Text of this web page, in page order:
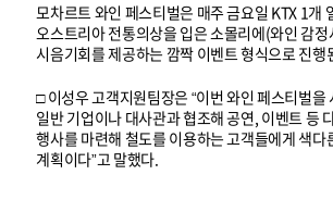
모차르트 와인 페스티벌은 매주 금요일 KTX 1개
오스트리아 전통의상을 입은 소몰리에(와인 감
시음기회를 제공하는 깜짝 이벤트 형식으로 진행
□ 이성우 고객지원팀장은 “이번 와인 페스티벌을
일반 기업이나 대사관과 협조해 공연, 이벤트 등
행사를 마련해 철도를 이용하는 고객들에게 색다
계획이다”고 말했다.